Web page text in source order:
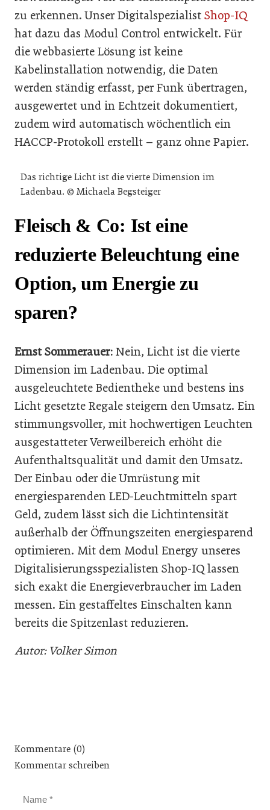
zu erkennen. Unser Digitalspezialist Shop-IQ
hat dazu das Modul Control entwickelt. Für
die webbasierte Lösung ist keine
Kabelinstallation notwendig, die Daten
werden ständig erfasst, per Funk übertragen,
ausgewertet und in Echtzeit dokumentiert,
zudem wird automatisch wöchentlich ein
HACCP-Protokoll erstellt – ganz ohne Papier.
Das richtige Licht ist die vierte Dimension im
Ladenbau. © Michaela Begsteiger
Fleisch & Co: Ist eine
reduzierte Beleuchtung eine
Option, um Energie zu
sparen?
Ernst Sommerauer: Nein, Licht ist die vierte
Dimension im Ladenbau. Die optimal
ausgeleuchtete Bedientheke und bestens ins
Licht gesetzte Regale steigern den Umsatz. Ein
stimmungsvoller, mit hochwertigen Leuchten
ausgestatteter Verweilbereich erhöht die
Aufenthaltsqualität und damit den Umsatz.
Der Einbau oder die Umrüstung mit
energiesparenden LED-Leuchtmitteln spart
Geld, zudem lässt sich die Lichtintensität
außerhalb der Öffnungszeiten energiesparend
optimieren. Mit dem Modul Energy unseres
Digitalisierungsspezialisten Shop-IQ lassen
sich exakt die Energieverbraucher im Laden
messen. Ein gestaffeltes Einschalten kann
bereits die Spitzenlast reduzieren.
Autor: Volker Simon
Kommentare (0)
Kommentar schreiben